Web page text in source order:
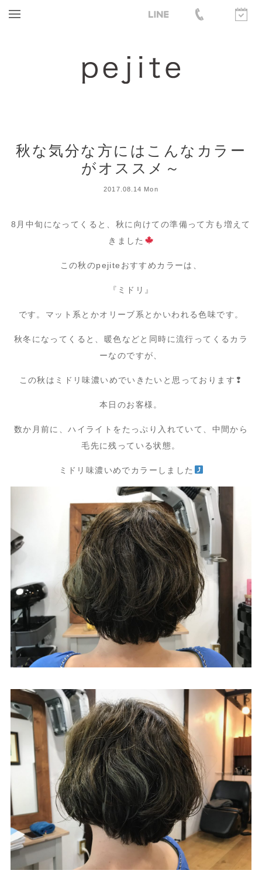
秋な気分な方にはこんなカラー
がオススメ～
2017.08.14 Mon
8月中旬になってくると、秋に向けての準備って方も増えて
きました
この秋のpejiteおすすめカラーは、
『ミドリ』
です。マット系とかオリーブ系とかいわれる色味です。
秋冬になってくると、暖色などと同時に流行ってくるカラ
ーなのですが、
この秋はミドリ味濃いめでいきたいと思っております❢
本日のお客様。
数か月前に、ハイライトをたっぷり入れていて、中間から
毛先に残っている状態。
ミドリ味濃いめでカラーしました